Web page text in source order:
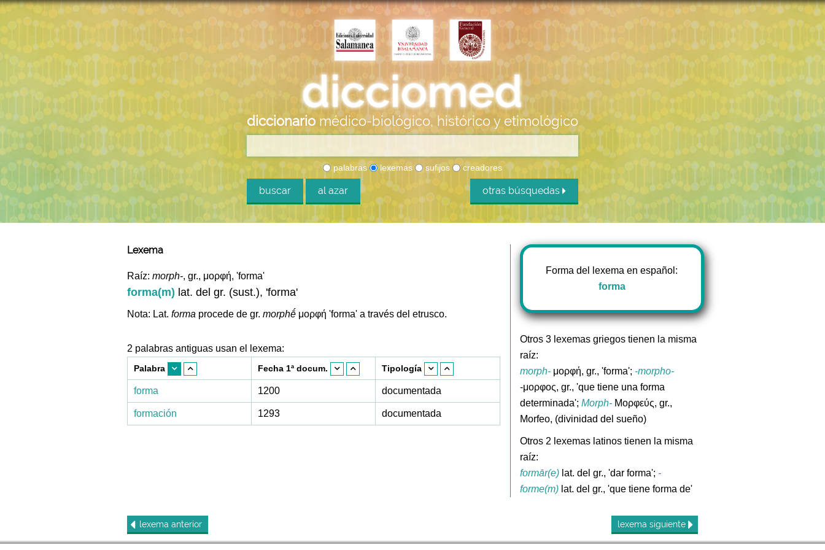
diccionario médico-biológico, histórico y etimológico
palabras lexemas sufijos creadores
buscar al azar otras búsquedas
Lexema
Raíz: morph-, gr., μορφή, 'forma'
forma(m) lat. del gr. (sust.), 'forma'
Nota: Lat. forma procede de gr. morphḗ μορφή 'forma' a través del etrusco.
2 palabras antiguas usan el lexema:
Palabra Fecha 1ª docum. Tipología
forma 1200 documentada
formación 1293 documentada
Forma del lexema en español:
forma
Otros 3 lexemas griegos tienen la misma
raíz:
morph-μορφή, gr., 'forma'; -morpho-
-μορφος, gr., 'que tiene una forma
determinada'; Morph-Μορφεύς, gr.,
Morfeo, (divinidad del sueño)
Otros 2 lexemas latinos tienen la misma
raíz:
formār(e)lat. del gr., 'dar forma'; -
forme(m)lat. del gr., 'que tiene forma de'
lexema anterior lexema siguiente